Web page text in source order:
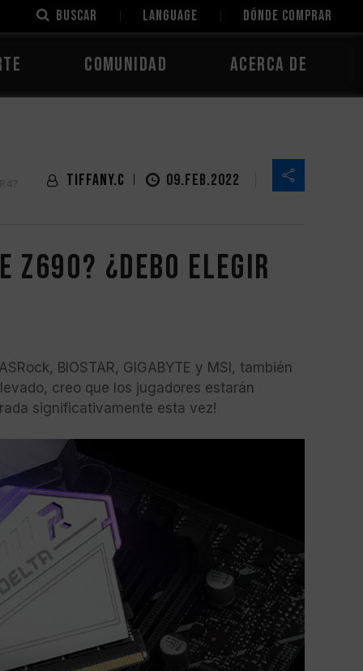
Buscar LANGUAGE Dónde comprar
Comunidad Acerca de
Tiffany.C 09.FEB.2022
¿Debo elegir
BIOSTAR, GIGABYTE y MSI, también
creo que los jugadores estarán
significativamente esta vez!